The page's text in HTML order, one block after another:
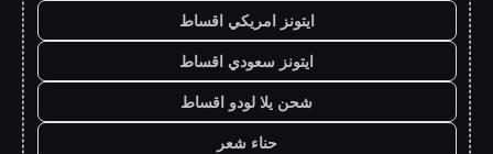
ايتونز امريكي اقساط
ايتونز سعودي اقساط
شحن يلا لودو اقساط
حناء شعر